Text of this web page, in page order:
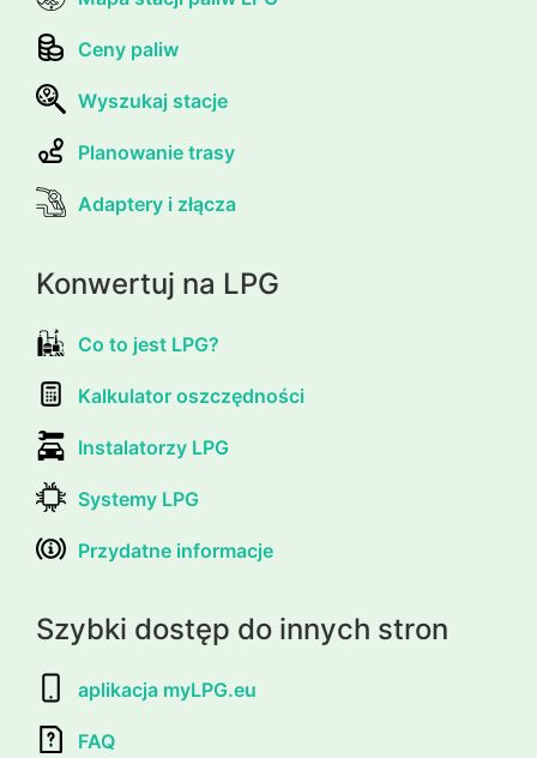
Ceny paliw
Wyszukaj stacje
Planowanie trasy
Adaptery i złącza
Konwertuj na LPG
Co to jest LPG?
Kalkulator oszczędności
Instalatorzy LPG
Systemy LPG
Przydatne informacje
Szybki dostęp do innych stron
aplikacja myLPG.eu
FAQ